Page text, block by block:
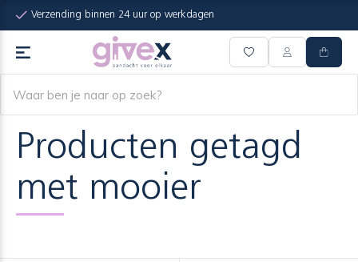
Verzending binnen 24 uur op werkdagen
Producten getagd
met mooier